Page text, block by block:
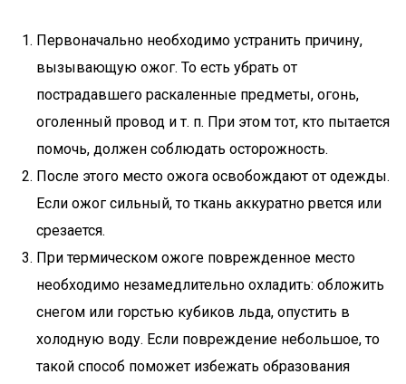
Первоначально необходимо устранить причину,
вызывающую ожог. То есть убрать от
пострадавшего раскаленные предметы, огонь,
оголенный провод и т. п. При этом тот, кто пытается
помочь, должен соблюдать осторожность.
После этого место ожога освобождают от одежды.
Если ожог сильный, то ткань аккуратно рвется или
срезается.
При термическом ожоге поврежденное место
необходимо незамедлительно охладить: обложить
снегом или горстью кубиков льда, опустить в
холодную воду. Если повреждение небольшое, то
такой способ поможет избежать образования